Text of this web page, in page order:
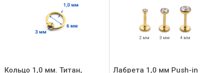
Кольцо 1,0 мм. Титан,
Лабрета 1,0 мм Push-in